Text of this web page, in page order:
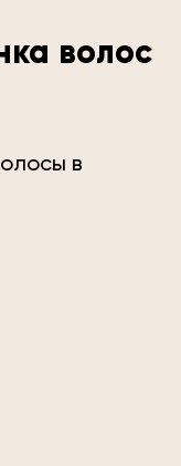
волос
в